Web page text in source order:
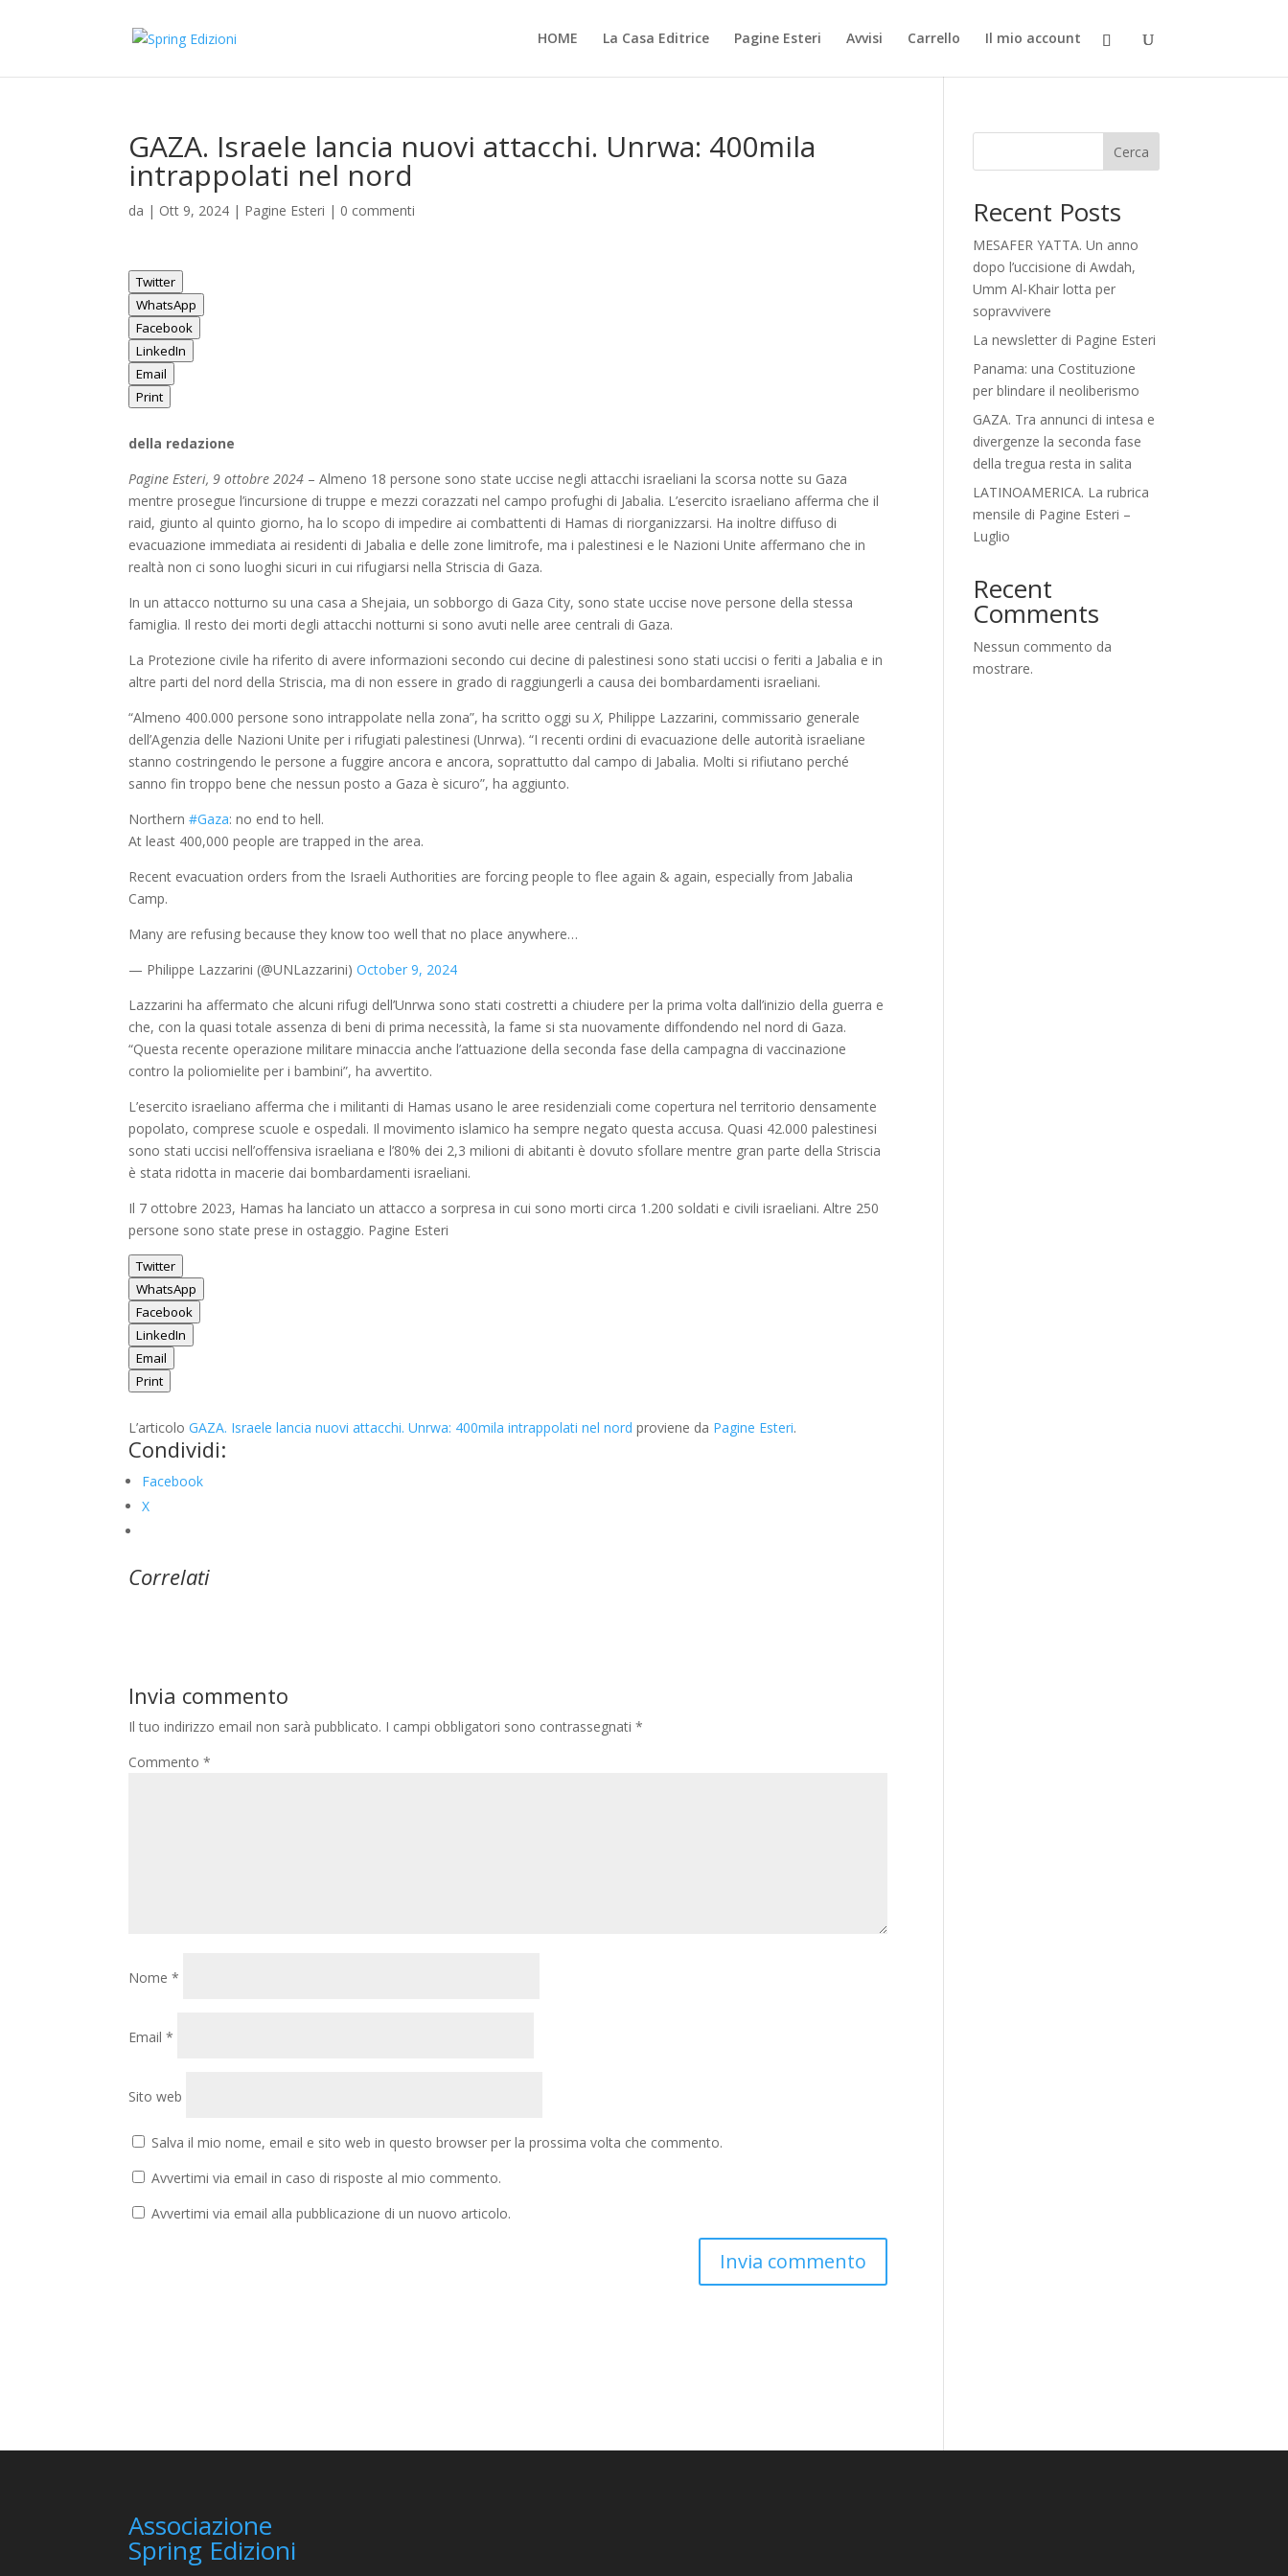
HOME La Casa Editrice Pagine Esteri Avvisi Carrello Il mio account
GAZA. Israele lancia nuovi attacchi. Unrwa: 400mila
intrappolati nel nord
da | Ott 9, 2024 | Pagine Esteri | 0 commenti
Twitter
WhatsApp
Facebook
LinkedIn
Email
Print
della redazione
Pagine Esteri, 9 ottobre 2024 – Almeno 18 persone sono state uccise negli attacchi israeliani la scorsa notte su Gaza
mentre prosegue l’incursione di truppe e mezzi corazzati nel campo profughi di Jabalia. L’esercito israeliano afferma che il
raid, giunto al quinto giorno, ha lo scopo di impedire ai combattenti di Hamas di riorganizzarsi. Ha inoltre diffuso di
evacuazione immediata ai residenti di Jabalia e delle zone limitrofe, ma i palestinesi e le Nazioni Unite affermano che in
realtà non ci sono luoghi sicuri in cui rifugiarsi nella Striscia di Gaza.
In un attacco notturno su una casa a Shejaia, un sobborgo di Gaza City, sono state uccise nove persone della stessa
famiglia. Il resto dei morti degli attacchi notturni si sono avuti nelle aree centrali di Gaza.
La Protezione civile ha riferito di avere informazioni secondo cui decine di palestinesi sono stati uccisi o feriti a Jabalia e in
altre parti del nord della Striscia, ma di non essere in grado di raggiungerli a causa dei bombardamenti israeliani.
“Almeno 400.000 persone sono intrappolate nella zona”, ha scritto oggi suX, Philippe Lazzarini, commissario generale
dell’Agenzia delle Nazioni Unite per i rifugiati palestinesi (Unrwa). “I recenti ordini di evacuazione delle autorità israeliane
stanno costringendo le persone a fuggire ancora e ancora, soprattutto dal campo di Jabalia. Molti si rifiutano perché
sanno fin troppo bene che nessun posto a Gaza è sicuro”, ha aggiunto.
Northern#Gaza: no end to hell.
At least 400,000 people are trapped in the area.
Recent evacuation orders from the Israeli Authorities are forcing people to flee again & again, especially from Jabalia
Camp.
Many are refusing because they know too well that no place anywhere…
— Philippe Lazzarini (@UNLazzarini)October 9, 2024
Lazzarini ha affermato che alcuni rifugi dell’Unrwa sono stati costretti a chiudere per la prima volta dall’inizio della guerra e
che, con la quasi totale assenza di beni di prima necessità, la fame si sta nuovamente diffondendo nel nord di Gaza.
“Questa recente operazione militare minaccia anche l’attuazione della seconda fase della campagna di vaccinazione
contro la poliomielite per i bambini”, ha avvertito.
L’esercito israeliano afferma che i militanti di Hamas usano le aree residenziali come copertura nel territorio densamente
popolato, comprese scuole e ospedali. Il movimento islamico ha sempre negato questa accusa. Quasi 42.000 palestinesi
sono stati uccisi nell’offensiva israeliana e l’80% dei 2,3 milioni di abitanti è dovuto sfollare mentre gran parte della Striscia
è stata ridotta in macerie dai bombardamenti israeliani.
Il 7 ottobre 2023, Hamas ha lanciato un attacco a sorpresa in cui sono morti circa 1.200 soldati e civili israeliani. Altre 250
persone sono state prese in ostaggio. Pagine Esteri
Twitter
WhatsApp
Facebook
LinkedIn
Email
Print
L’articoloGAZA. Israele lancia nuovi attacchi. Unrwa: 400mila intrappolati nel nord proviene da Pagine Esteri.
Condividi:
Facebook
X
Correlati
Invia commento
Il tuo indirizzo email non sarà pubblicato. I campi obbligatori sono contrassegnati*
Commento*
Nome*
Email*
Sito web
Salva il mio nome, email e sito web in questo browser per la prossima volta che commento.
Avvertimi via email in caso di risposte al mio commento.
Avvertimi via email alla pubblicazione di un nuovo articolo.
Cerca
Recent Posts
MESAFER YATTA. Un anno
dopo l’uccisione di Awdah,
Umm Al-Khair lotta per
sopravvivere
La newsletter di Pagine Esteri
Panama: una Costituzione
per blindare il neoliberismo
GAZA. Tra annunci di intesa e
divergenze la seconda fase
della tregua resta in salita
LATINOAMERICA. La rubrica
mensile di Pagine Esteri –
Luglio
Recent
Comments
Nessun commento da
mostrare.
Associazione
Spring Edizioni